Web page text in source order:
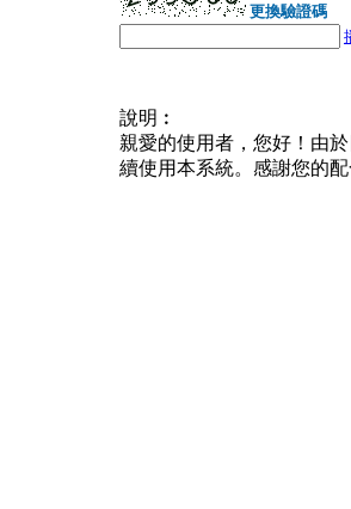
更換驗證碼
說明︰
親愛的使用者，您好！由
續使用本系統。感謝您的配